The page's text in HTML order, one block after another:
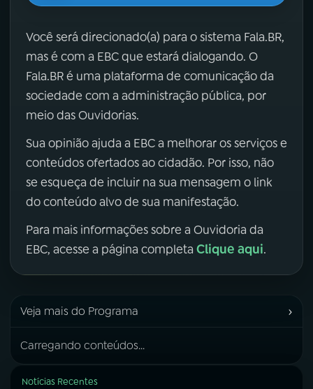
Você será direcionado(a) para o sistema Fala.BR,
mas é com a EBC que estará dialogando. O
Fala.BR é uma plataforma de comunicação da
sociedade com a administração pública, por
meio das Ouvidorias.
Sua opinião ajuda a EBC a melhorar os serviços e
conteúdos ofertados ao cidadão. Por isso, não
se esqueça de incluir na sua mensagem o link
do conteúdo alvo de sua manifestação.
Para mais informações sobre a Ouvidoria da
EBC, acesse a página completa Clique aqui.
Veja mais do Programa ›
Carregando conteúdos...
Notícias Recentes